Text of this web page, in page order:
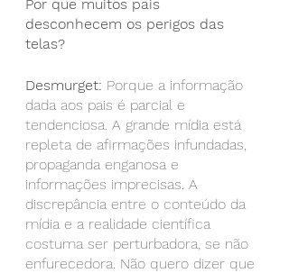
Por que muitos pais
desconhecem os perigos das
telas?
Desmurget: Porque a informação
dada aos pais é parcial e
tendenciosa. A grande mídia está
repleta de afirmações infundadas,
propaganda enganosa e
informações imprecisas. A
discrepância entre o conteúdo da
mídia e a realidade científica
costuma ser perturbadora, se não
enfurecedora. Não quero dizer que